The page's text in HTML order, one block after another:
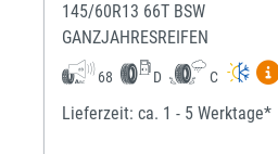
145/60R13 66T BSW
GANZJAHRESREIFEN
68 D C
Lieferzeit: ca. 1 - 5 Werktage*